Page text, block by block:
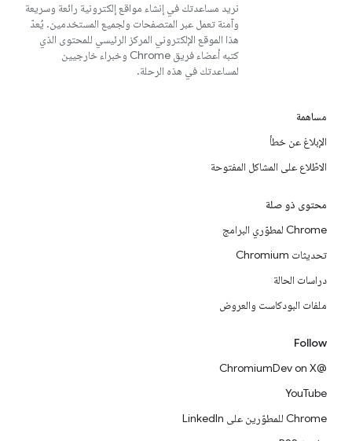
نريد مساعدتك في إنشاء مواقع إلكترونية رائعة وسريعة
وآمنة تعمل عبر المتصفحات ولجميع المستخدمين. يُعدّ
هذا الموقع الإلكتروني المركز الرئيسي للمحتوى الذي
كتبه أعضاء فريق Chrome وخبراء خارجيين
لمساعدتك في هذه الرحلة.
مساهمة
الإبلاغ عن خطأ
الاطّلاع على المشاكل المفتوحة
محتوى ذو صلة
Chrome لمطوّري البرامج
تحديثات Chromium
دراسات الحالة
ملفات البودكاست والعروض
Follow
@ChromiumDev on X
YouTube
Chrome للمطوّرين على LinkedIn